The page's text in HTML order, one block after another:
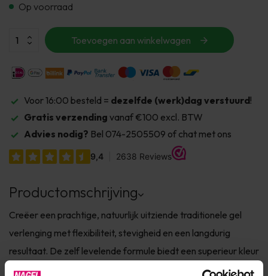
Op voorraad
Toevoegen aan winkelwagen
Voor 16:00 besteld = dezelfde (werk)dag verstuurd!
Gratis verzending vanaf €100 excl. BTW
Advies nodig? Bel 074-2505509 of chat met ons
Productomschrijving
Creëer een prachtige, natuurlijk uitziende traditionele gel
verlenging met flexibiliteit, stevigheid en een langdurig
resultaat. De zelf levelende formule biedt een superieur kleur
behoud van maar liefst 3 weken lang! Daarnaast is de